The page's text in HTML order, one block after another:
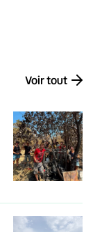
Voir tout